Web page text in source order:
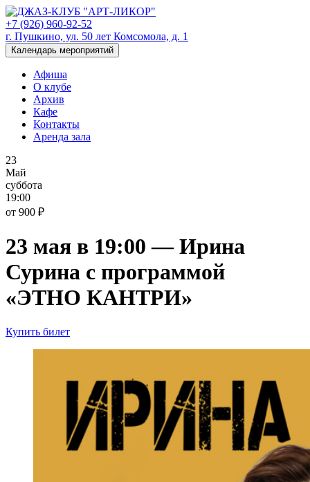
+7 (926) 960-92-52
г. Пушкино, ул. 50 лет Комсомола, д. 1
Календарь мероприятий
Афиша
О клубе
Архив
Кафе
Контакты
Аренда зала
23
Май
суббота
19:00
от 900 ₽
23 мая в 19:00 — Ирина
Сурина с программой
«ЭТНО КАНТРИ»
Купить билет